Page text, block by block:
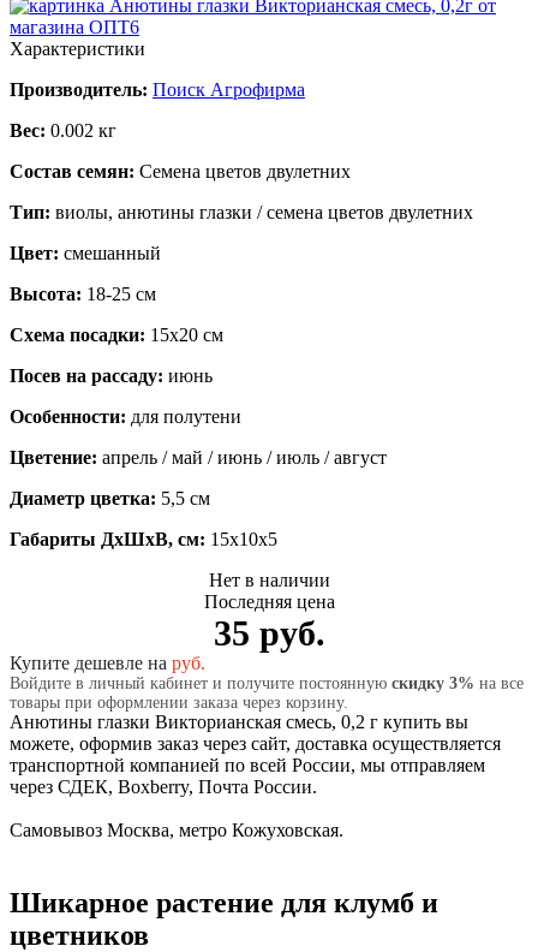
Характеристики
Производитель: Поиск Агрофирма
Вес: 0.002 кг
Состав семян: Семена цветов двулетних
Тип: виолы, анютины глазки / семена цветов двулетних
Цвет: смешанный
Высота: 18-25 см
Схема посадки: 15х20 см
Посев на рассаду: июнь
Особенности: для полутени
Цветение: апрель / май / июнь / июль / август
Диаметр цветка: 5,5 см
Габариты ДхШхВ, см: 15x10x5
Нет в наличии
Последняя цена
35 руб.
Купите дешевле на руб.
Войдите в личный кабинет и получите постоянную скидку 3% на все
товары при оформлении заказа через корзину.
Анютины глазки Викторианская смесь, 0,2 г купить вы
можете, оформив заказ через сайт, доставка осуществляется
транспортной компанией по всей России, мы отправляем
через СДЕК, Boxberry, Почта России.
Самовывоз Москва, метро Кожуховская.
Шикарное растение для клумб и
цветников